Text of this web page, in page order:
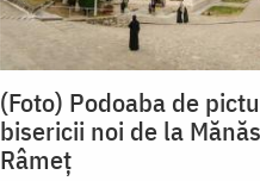
(Foto) Podoaba de
bisericii noi de la
Râmeț